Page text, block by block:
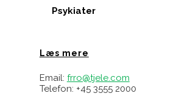
Psykiater
Læs mere
Email: frro@tjele.com
Telefon: +45 3555 2000